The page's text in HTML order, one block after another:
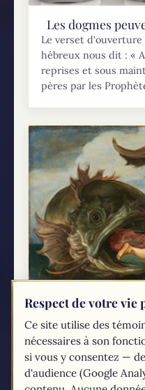
Les dogmes
Le verset
hébreux nous dit : «
reprises et sous
pères par les
La triple
Pieter Lastman,
l'Évangile de Luc 11,
«signe de Jonas»:
Respect de votre vie
Ce site utilise des
nécessaires à son
si vous y consentez —
d'audience (Google